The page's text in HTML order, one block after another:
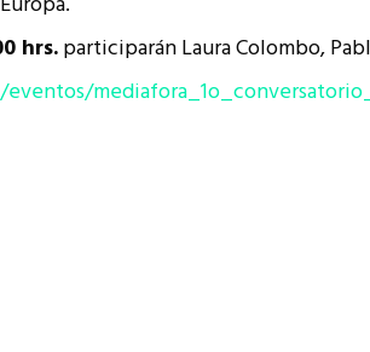
Técnicos
hrs.participarán Laura Colombo,